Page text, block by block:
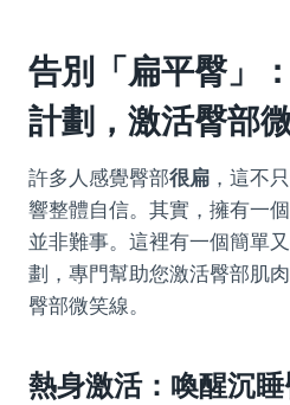
告別「扁平臀」
計劃，激活臀部
許多人感覺臀部很扁 ，這不
響整體自信。其實，擁有一
並非難事。這裡有一個簡單
劃，專門幫助您激活臀部肌
臀部微笑線。
熱身激活：喚醒沉